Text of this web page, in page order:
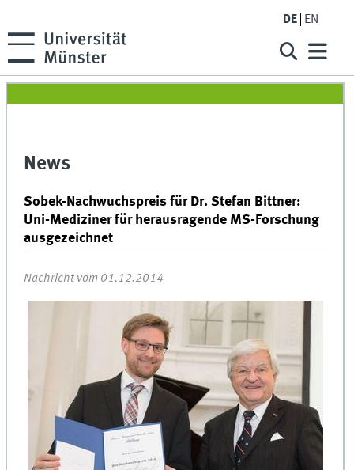
DE EN
News
Sobek-Nachwuchspreis für Dr. Stefan Bittner:
Uni-Mediziner für herausragende MS-Forschung
ausgezeichnet
Nachricht vom 01.12.2014